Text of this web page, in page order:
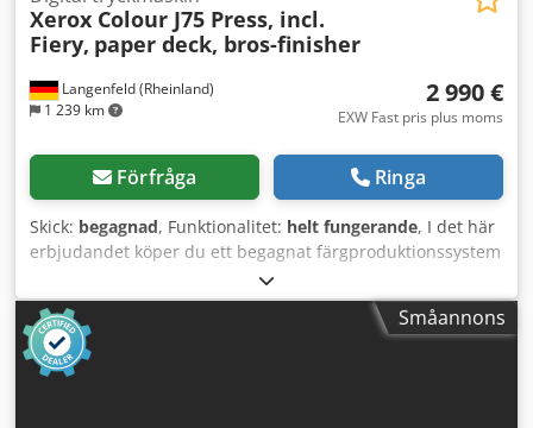
Langenfeld (Rheinland)
1 239 km
Xerox Colour J75 Press, incl.
Fiery, paper deck, bros-finisher
2 990 €
EXW Fast pris plus moms
Förfråga Ringa
Skick: begagnad, Funktionalitet: helt fungerande, I det här
erbjudandet köper du ett begagnat färgproduktionssystem
"Xerox Colour J75 Press" Försäljningsobjekt: 1 x Xerox
Colour J75 Press med följande utrustning: inkl. Fiery EX C75
inkl. Paperdeck A-CF01 inkl. Broschyrfinishare + LFN-7+JGW
Inte rätt utrustning? Det är inget problem att konfigurera
maskinen efter dina önskemål. Kontakta oss gärna!
Småannons